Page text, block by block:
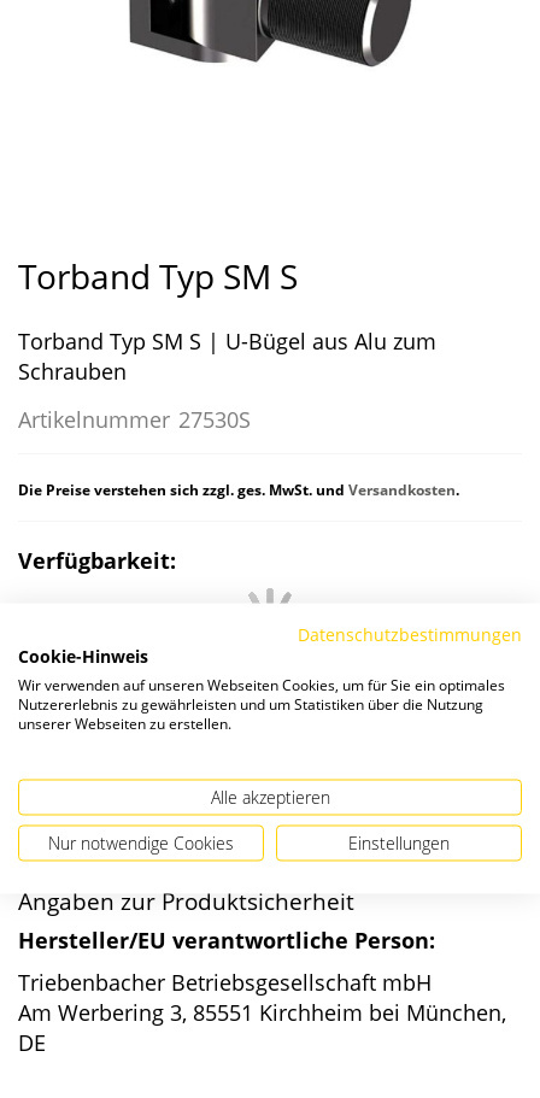
Anfang
der
springen
Torband Typ SM S
Torband Typ SM S | U-Bügel aus Alu zum
Schrauben
Artikelnummer 27530S
Die Preise verstehen sich zzgl. ges. MwSt. und Versandkosten.
Verfügbarkeit:
Details
Video
Video auf YouTube öffnen
Angaben zur Produktsicherheit
Hersteller/EU verantwortliche Person:
Triebenbacher Betriebsgesellschaft mbH
Am Werbering 3, 85551 Kirchheim bei München,
DE
Datenschutzbestimmungen
Cookie-Hinweis
Wir verwenden auf unseren Webseiten Cookies, um für Sie ein optimales
Nutzererlebnis zu gewährleisten und um Statistiken über die Nutzung
unserer Webseiten zu erstellen.
Alle akzeptieren
Nur notwendige Cookies Einstellungen